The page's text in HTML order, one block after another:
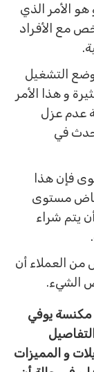
الأمر الذي
الأفراد
التشغيل
و هذا الأمر
عزل
في
فإن هذا
مستوى
شراء
أن
يوفي
و المميزات